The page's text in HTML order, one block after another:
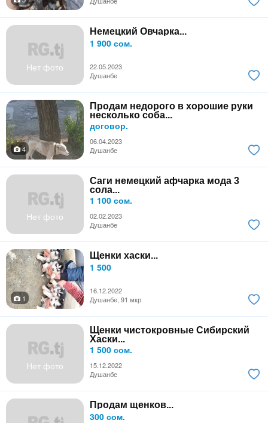
Нет фото
Немецкий Овчарка...
1 900 сом.
22.05.2023
Душанбе
Продам недорого в хорошие руки
несколько соба...
договор.
06.04.2023
4
Душанбе
Нет фото
Саги немецкий афчарка мода 3
сола...
1 100 сом.
02.02.2023
Душанбе
Щенки хаски...
1 500
16.12.2022
1
Душанбе, 91 мкр
Нет фото
Щенки чистокровные Сибирский
Хаски...
1 500 сом.
15.12.2022
Душанбе
Продам щенков...
300 сом.